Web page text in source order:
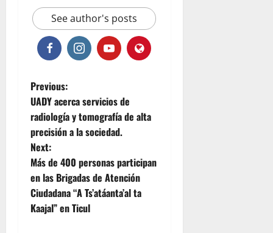
See author's posts
P
o
s
t
n
a
Previous:
UADY acerca servicios de
radiología y tomografía de alta
precisión a la sociedad.
Next:
Más de 400 personas participan
en las Brigadas de Atención
Ciudadana “A Ts’atáanta’al ta
Kaajal” en Ticul